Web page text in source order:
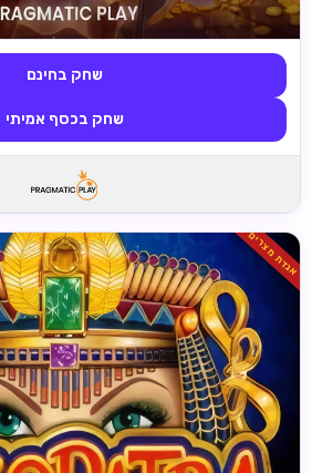
שחק בחינם
שחק בכסף אמיתי
אגדת מצרים